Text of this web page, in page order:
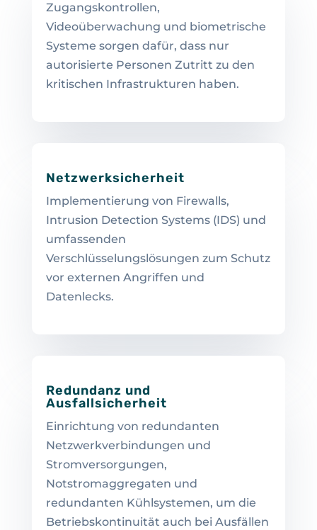
Zugangskontrollen,
Videoüberwachung und biometrische
Systeme sorgen dafür, dass nur
autorisierte Personen Zutritt zu den
kritischen Infrastrukturen haben.
Netzwerksicherheit
Implementierung von Firewalls,
Intrusion Detection Systems (IDS) und
umfassenden
Verschlüsselungslösungen zum Schutz
vor externen Angriffen und
Datenlecks.
Redundanz und
Ausfallsicherheit
Einrichtung von redundanten
Netzwerkverbindungen und
Stromversorgungen,
Notstromaggregaten und
redundanten Kühlsystemen, um die
Betriebskontinuität auch bei Ausfällen